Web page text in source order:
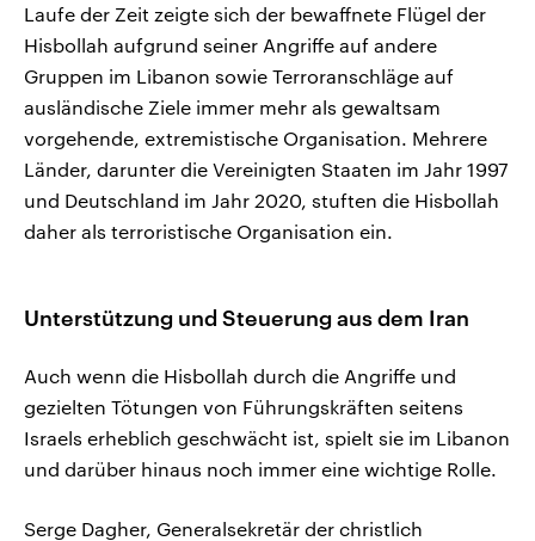
Laufe der Zeit zeigte sich der bewaffnete Flügel der
Hisbollah aufgrund seiner Angriffe auf andere
Gruppen im Libanon sowie Terroranschläge auf
ausländische Ziele immer mehr als gewaltsam
vorgehende, extremistische Organisation. Mehrere
Länder, darunter die Vereinigten Staaten im Jahr 1997
und Deutschland im Jahr 2020, stuften die Hisbollah
daher als terroristische Organisation ein.
Unterstützung und Steuerung aus dem Iran
Auch wenn die Hisbollah durch die Angriffe und
gezielten Tötungen von Führungskräften seitens
Israels erheblich geschwächt ist, spielt sie im Libanon
und darüber hinaus noch immer eine wichtige Rolle.
Serge Dagher, Generalsekretär der christlich